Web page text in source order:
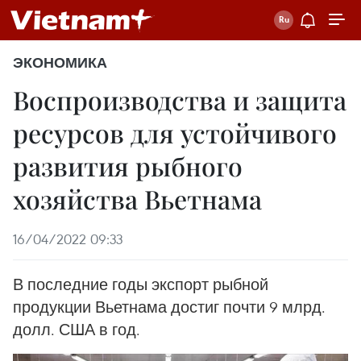
ЭКОНОМИКА
Воспроизводства и защита
ресурсов для устойчивого
развития рыбного
хозяйства Вьетнама
16/04/2022 09:33
В последние годы экспорт рыбной
продукции Вьетнама достиг почти 9 млрд.
долл. США в год.